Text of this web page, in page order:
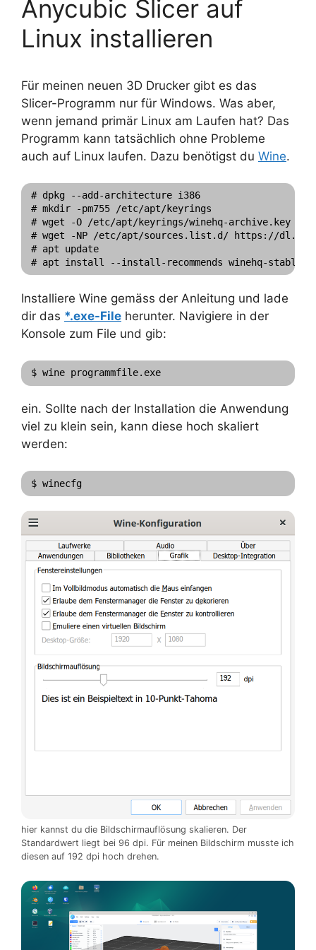
Anycubic Slicer auf
Linux installieren
Für meinen neuen 3D Drucker gibt es das
Slicer-Programm nur für Windows. Was aber,
wenn jemand primär Linux am Laufen hat? Das
Programm kann tatsächlich ohne Probleme
auch auf Linux laufen. Dazu benötigst du Wine.
# dpkg --add-architecture i386
# mkdir -pm755 /etc/apt/keyrings
# wget -O /etc/apt/keyrings/winehq-archive.key
# wget -NP /etc/apt/sources.list.d/ https://
# apt update
Installiere Wine gemäss der Anleitung und lade
dir das *.exe-File herunter. Navigiere in der
Konsole zum File und gib:
$ wine programmfile.exe
ein. Sollte nach der Installation die Anwendung
viel zu klein sein, kann diese hoch skaliert
werden:
$ winecfg
hier kannst du die Bildschirmauflösung skalieren. Der
Standardwert liegt bei 96 dpi. Für meinen Bildschirm musste ich
diesen auf 192 dpi hoch drehen.